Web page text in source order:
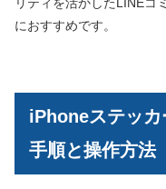
におすすめです。
iPhoneステッ
手順と操作方法